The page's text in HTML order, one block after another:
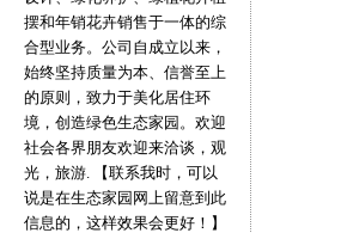
摆和年销花卉销售于一体的综
合型业务。公司自成立以来，
始终坚持质量为本、信誉至上
的原则，致力于美化居住环
境，创造绿色生态家园。欢迎
社会各界朋友欢迎来洽谈，观
光，旅游. 【联系我时，可以
说是在生态家园网上留意到此
信息的，这样效果会更好！】